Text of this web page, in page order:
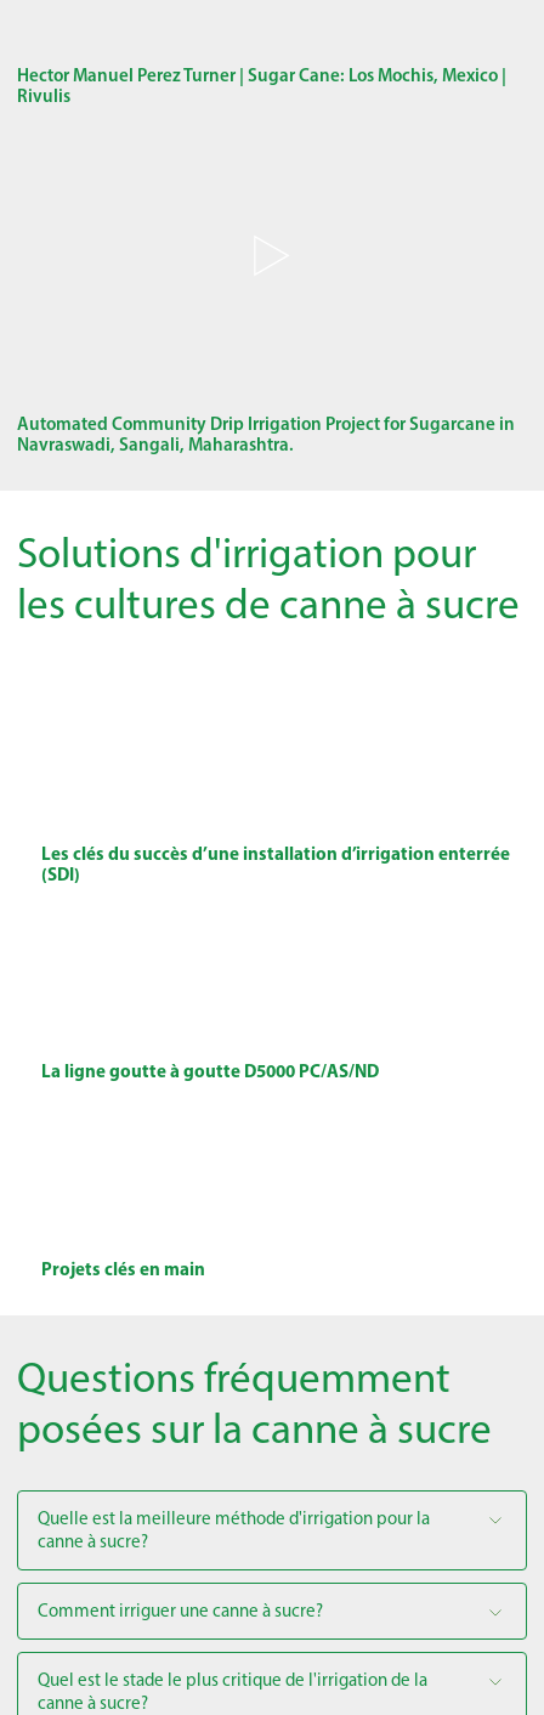
Hector Manuel Perez Turner | Sugar Cane: Los Mochis, Mexico |
Rivulis
Automated Community Drip Irrigation Project for Sugarcane in
Navraswadi, Sangali, Maharashtra.
Solutions d'irrigation pour
les cultures de canne à sucre
Les clés du succès d’une installation d’irrigation enterrée
(SDI)
La ligne goutte à goutte D5000 PC/AS/ND
Projets clés en main
Questions fréquemment
posées sur la canne à sucre
Quelle est la meilleure méthode d'irrigation pour la
canne à sucre?
Comment irriguer une canne à sucre?
Quel est le stade le plus critique de l'irrigation de la
canne à sucre?